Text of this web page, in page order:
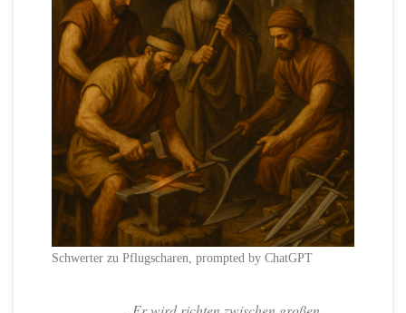
Schwerter zu Pflugscharen, prompted by ChatGPT